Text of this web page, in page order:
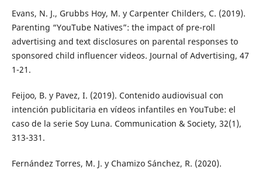
Evans, N. J., Grubbs Hoy, M. y Carpenter Childers, C. (2019).
Parenting “YouTube Natives”: the impact of pre-roll
advertising and text disclosures on parental responses to
sponsored child influencer videos. Journal of Advertising, 47
1-21.
Feijoo, B. y Pavez, I. (2019). Contenido audiovisual con
intención publicitaria en vídeos infantiles en YouTube: el
caso de la serie Soy Luna. Communication & Society, 32(1),
313-331.
Fernández Torres, M. J. y Chamizo Sánchez, R. (2020).